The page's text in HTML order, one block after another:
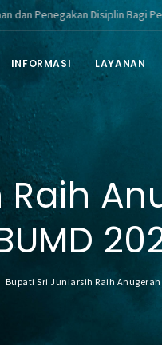
Disiplin Bagi Pegawai
INFORMASI LAYANAN
Bupati Sri Juniarsih Raih Anugerah